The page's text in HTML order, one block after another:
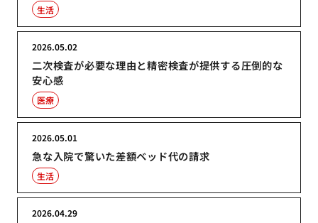
生活
二次検査が必要な理由と精密検査が提供する圧倒的な
安心感
2026.05.02
医療
急な入院で驚いた差額ベッド代の請求
2026.05.01
生活
2026.04.29